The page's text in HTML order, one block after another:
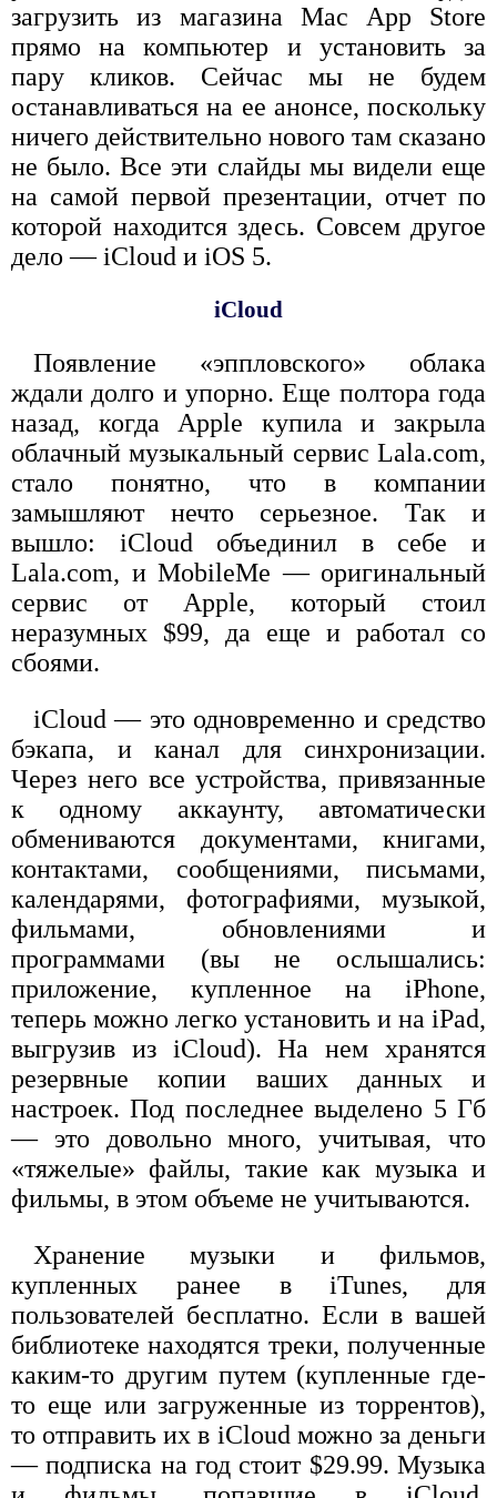
загрузить из магазина Mac App Store
прямо на компьютер и установить за
пару кликов. Сейчас мы не будем
останавливаться на ее анонсе, поскольку
ничего действительно нового там сказано
не было. Все эти слайды мы видели еще
на самой первой презентации, отчет по
которой находится здесь. Совсем другое
дело — iCloud и iOS 5.
iCloud
Появление «эппловского» облака
ждали долго и упорно. Еще полтора года
назад, когда Apple купила и закрыла
облачный музыкальный сервис Lala.com,
стало понятно, что в компании
замышляют нечто серьезное. Так и
вышло: iCloud объединил в себе и
Lala.com, и MobileMe — оригинальный
сервис от Apple, который стоил
неразумных $99, да еще и работал со
сбоями.
iCloud — это одновременно и средство
бэкапа, и канал для синхронизации.
Через него все устройства, привязанные
к одному аккаунту, автоматически
обмениваются документами, книгами,
контактами, сообщениями, письмами,
календарями, фотографиями, музыкой,
фильмами, обновлениями и
программами (вы не ослышались:
приложение, купленное на iPhone,
теперь можно легко установить и на iPad,
выгрузив из iCloud). На нем хранятся
резервные копии ваших данных и
настроек. Под последнее выделено 5 Гб
— это довольно много, учитывая, что
«тяжелые» файлы, такие как музыка и
фильмы, в этом объеме не учитываются.
Хранение музыки и фильмов,
купленных ранее в iTunes, для
пользователей бесплатно. Если в вашей
библиотеке находятся треки, полученные
каким-то другим путем (купленные где-
то еще или загруженные из торрентов),
то отправить их в iCloud можно за деньги
— подписка на год стоит $29.99. Музыка